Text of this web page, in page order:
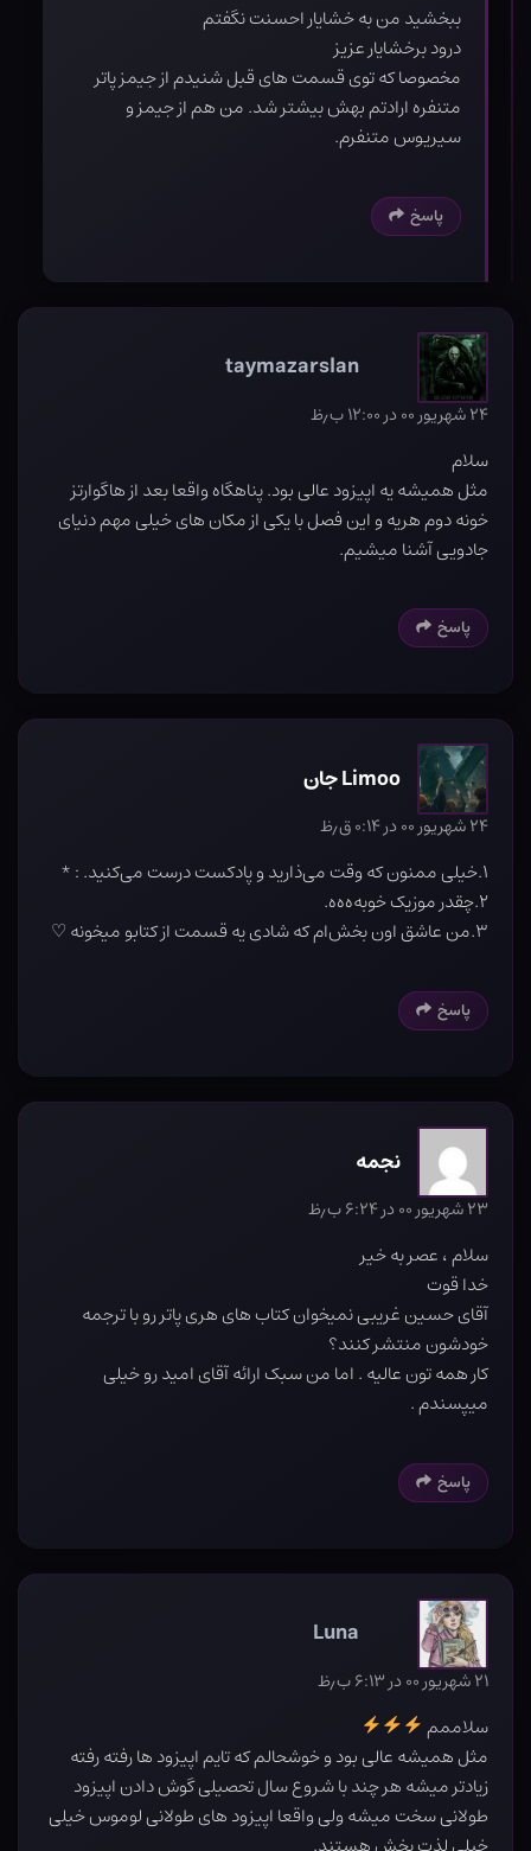
ببخشید من به خشایار احسنت نگفتم
درود بر‌خشایار ‌عزیز
مخصوصا که توی قسمت های قبل شنیدم از جیمز‌ پاتر
متنفره ارادتم بهش بیشتر شد. من هم از جیمز و
سیریوس متنفرم.
پاسخ
taymazarslan
۲۴ شهریور ۰۰ در ۱۲:۰۰ ب٫ظ
سلام
مثل همیشه یه اپیزود عالی بود. پناهگاه واقعا بعد از هاگوارتز
خونه دوم هریه و این فصل با یکی از مکان های خیلی مهم دنیای
جادویی آشنا میشیم.
پاسخ
Limoo جان
۲۴ شهریور ۰۰ در ۰:۱۴ ق٫ظ
۱.خیلی ممنون که وقت می‌ذارید و پادکست درست می‌کنید. : *
۲.چقدر موزیک خوبه‌ه‌ه‌ه.
۳.من عاشق اون بخش‌ام که شادی یه قسمت از کتابو میخونه ♡
پاسخ
نجمه
۲۳ شهریور ۰۰ در ۶:۲۴ ب٫ظ
سلام ، عصر به خیر
خدا قوت
آقای حسین غریبی نميخوان کتاب های هری پاتر رو با ترجمه
خودشون منتشر کنند؟
کار همه تون عالیه . اما من سبک ارائه آقای اميد رو خيلی
ميپسندم .
پاسخ
Luna
۲۱ شهریور ۰۰ در ۶:۱۳ ب٫ظ
سلاممم
مثل همیشه عالی بود و خوشحالم که تایم اپیزود ها رفته رفته
زیادتر میشه هر چند با شروع سال تحصیلی گوش دادن اپیزود
طولانی سخت میشه ولی واقعا اپیزود های طولانی لوموس خیلی